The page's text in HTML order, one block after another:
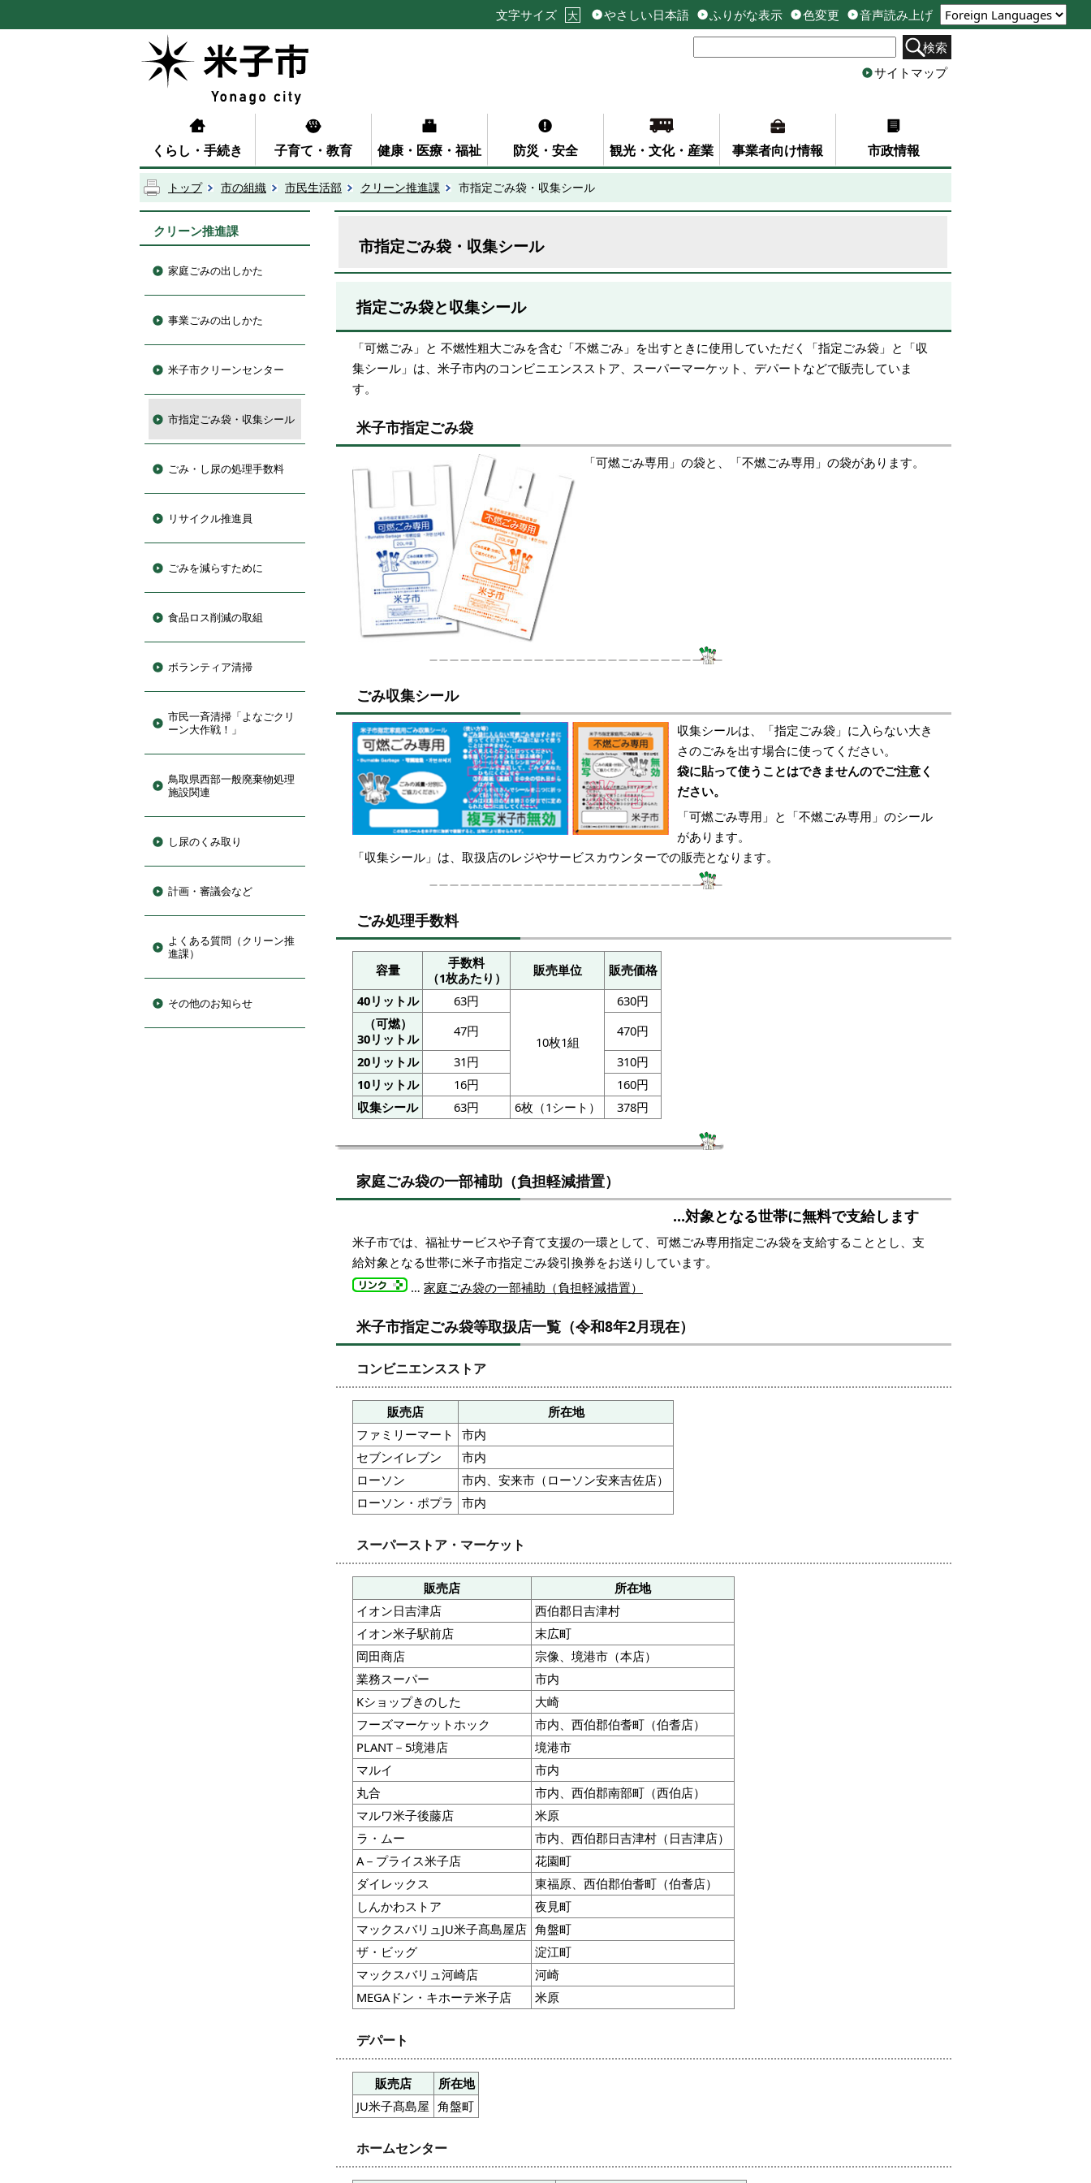
文字サイズ 大 やさしい日本語 ふりがな表示 色変更
音声読み上げ
検索
サイトマップ
くらし・手続き 子育て・教育 健康・医療・福祉 防災・安全 観光・文化・産業 事業者向け情報 市政情報
トップ 市の組織 市民生活部 クリーン推進課 市指定ごみ袋・収集シール
クリーン推進課
家庭ごみの出しかた
事業ごみの出しかた
米子市クリーンセンター
市指定ごみ袋・収集シール
ごみ・し尿の処理手数料
リサイクル推進員
ごみを減らすために
食品ロス削減の取組
ボランティア清掃
市民一斉清掃「よなごクリ
ーン大作戦！」
鳥取県西部一般廃棄物処理
施設関連
し尿のくみ取り
計画・審議会など
よくある質問（クリーン推
進課）
その他のお知らせ
市指定ごみ袋・収集シール
指定ごみ袋と収集シール
「可燃ごみ」と 不燃性粗大ごみを含む「不燃ごみ」を出すときに使用していただく「指定ごみ袋」と「収
集シール」は、米子市内のコンビニエンスストア、スーパーマーケット、デパートなどで販売していま
す。
米子市指定ごみ袋
「可燃ごみ専用」の袋と、「不燃ごみ専用」の袋があります。
ごみ収集シール
収集シールは、「指定ごみ袋」に入らない大き
さのごみを出す場合に使ってください。
袋に貼って使うことはできませんのでご注意く
ださい。
「可燃ごみ専用」と「不燃ごみ専用」のシール
があります。
「収集シール」は、取扱店のレジやサービスカウンターでの販売となります。
ごみ処理手数料
容量
手数料
（1枚あたり）
販売単位
販売価格
40リットル
63円
10枚1組
630円
（可燃）
30リットル
47円
470円
20リットル
31円
310円
10リットル
16円
160円
収集シール
63円 6枚（1シート） 378円
家庭ごみ袋の一部補助（負担軽減措置）
…対象となる世帯に無料で支給します
米子市では、福祉サービスや子育て支援の一環として、可燃ごみ専用指定ごみ袋を支給することとし、支
給対象となる世帯に米子市指定ごみ袋引換券をお送りしています。
… 家庭ごみ袋の一部補助（負担軽減措置）
米子市指定ごみ袋等取扱店一覧（令和8年2月現在）
コンビニエンスストア
販売店
所在地
ファミリーマート
市内
セブンイレブン
市内
ローソン
市内、安来市（ローソン安来吉佐店）
ローソン・ポプラ
市内
スーパーストア・マーケット
販売店
所在地
イオン日吉津店
西伯郡日吉津村
イオン米子駅前店
末広町
岡田商店
宗像、境港市（本店）
業務スーパー
市内
Kショップきのした
大崎
フーズマーケットホック
市内、西伯郡伯耆町（伯耆店）
PLANT－5境港店
境港市
マルイ
市内
丸合
市内、西伯郡南部町（西伯店）
マルワ米子後藤店
米原
ラ・ムー
市内、西伯郡日吉津村（日吉津店）
A－プライス米子店
花園町
ダイレックス
東福原、西伯郡伯耆町（伯耆店）
しんかわストア
夜見町
マックスバリュJU米子髙島屋店 角盤町
ザ・ビッグ
淀江町
マックスバリュ河崎店
河崎
MEGAドン・キホーテ米子店
米原
デパート
販売店
所在地
JU米子髙島屋 角盤町
ホームセンター